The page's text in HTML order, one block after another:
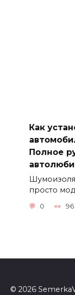
Как
Полное
просто
0 96
© 2026